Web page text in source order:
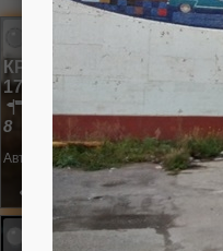
КР 175 66 | Yutong
17 октября 2024 г.
8
Автор: Коныгин-Артур
182 2